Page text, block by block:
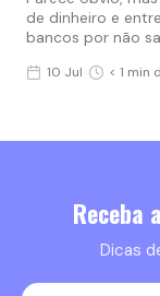
de dinheiro e
bancos por não
10 Jul < 1 min
Receba
Dicas